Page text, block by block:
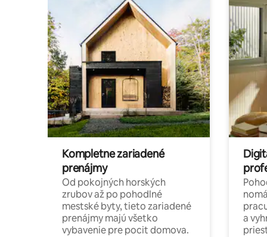
Kompletne zariadené
prenájmy
Od pokojných horských
zrubov až po pohodlné
mestské byty, tieto zariadené
prenájmy majú všetko
vybavenie pre pocit domova.
a